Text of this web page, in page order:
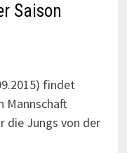
Saison
findet
Mannschaft
die Jungs von der